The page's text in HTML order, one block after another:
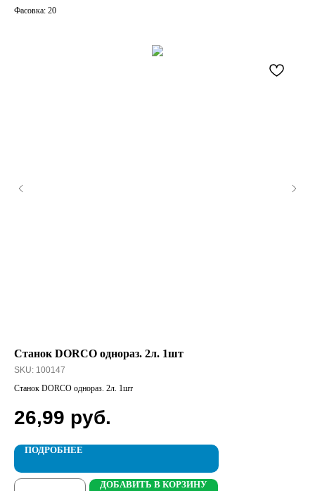
Фасовка: 20
Станок DORCO однораз. 2л. 1шт
SKU: 100147
Станок DORCO однораз. 2л. 1шт
26,99 руб.
ПОДРОБНЕЕ
ДОБАВИТЬ В КОРЗИНУ